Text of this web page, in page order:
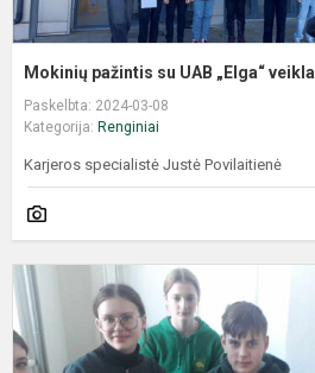
Mokinių pažintis su UAB „Elga“ veikla
Paskelbta: 2024-03-08
Kategorija: Renginiai
Karjeros specialistė Justė Povilaitienė